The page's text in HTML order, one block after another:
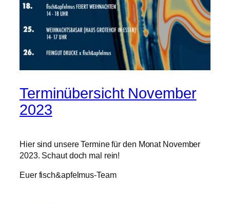
Terminübersicht November
2023
Hier sind unsere Termine für den Monat November
2023. Schaut doch mal rein!
Euer fisch&apfelmus-Team